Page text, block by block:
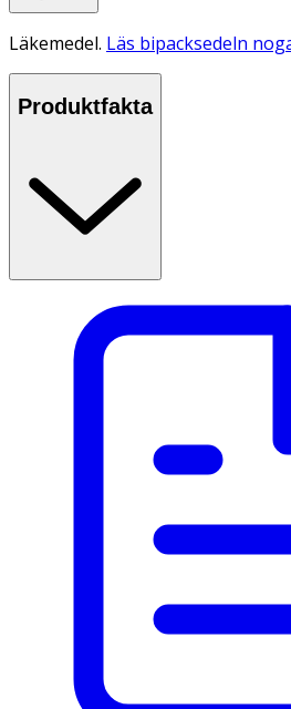
Läkemedel. Läs bipacksedeln
Produktfakta